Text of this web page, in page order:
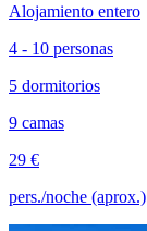
Alojamiento entero
4 - 10 personas
5 dormitorios
9 camas
29 €
pers./noche (aprox.)